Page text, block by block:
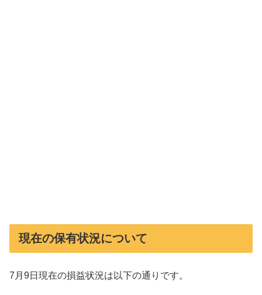
現在の保有状況について
7月9日現在の損益状況は以下の通りです。